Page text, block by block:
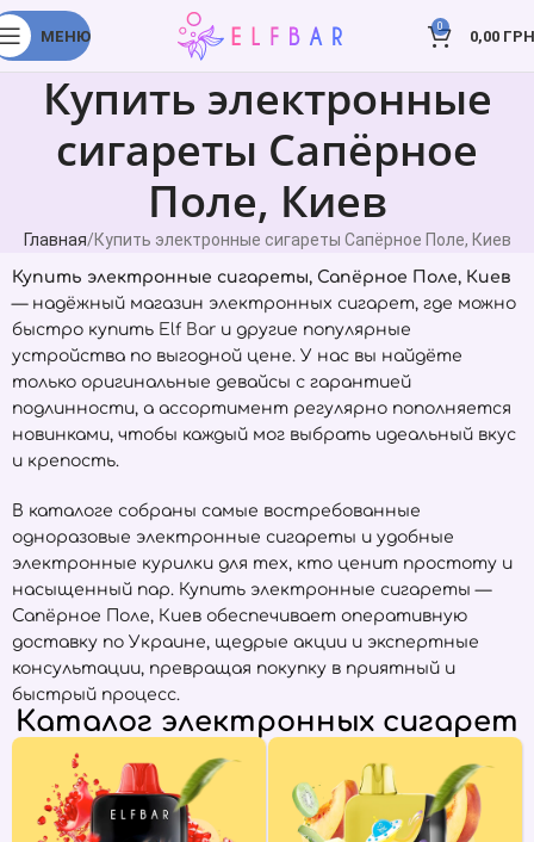
МЕНЮ
0
0,00
Купить электронные
сигареты Сапёрное
Поле, Киев
Главная Купить электронные сигареты Сапёрное Поле, Киев
Купить электронные сигареты, Сапёрное Поле, Киев
— надёжный магазин электронных сигарет, где можно
быстро купить Elf Bar и другие популярные
устройства по выгодной цене. У нас вы найдёте
только оригинальные девайсы с гарантией
подлинности, а ассортимент регулярно пополняется
новинками, чтобы каждый мог выбрать идеальный вкус
и крепость.
В каталоге собраны самые востребованные
одноразовые электронные сигареты и удобные
электронные курилки для тех, кто ценит простоту и
насыщенный пар. Купить электронные сигареты —
Сапёрное Поле, Киев обеспечивает оперативную
доставку по Украине, щедрые акции и экспертные
консультации, превращая покупку в приятный и
быстрый процесс.
Каталог электронных сигарет